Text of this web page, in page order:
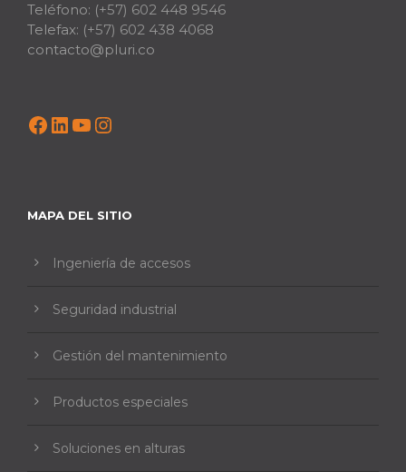
Teléfono: (+57) 602 448 9546
Telefax: (+57) 602 438 4068
contacto@pluri.co
Facebook LinkedIn YouTube Instagram
MAPA DEL SITIO
Ingeniería de accesos
Seguridad industrial
Gestión del mantenimiento
Productos especiales
Soluciones en alturas